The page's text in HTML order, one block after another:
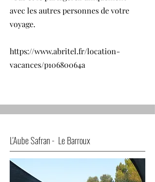
avec les autres personnes de votre
voyage.
https://www.abritel.fr/location-
vacances/p10680064a
L'Aube Safran - Le Barroux